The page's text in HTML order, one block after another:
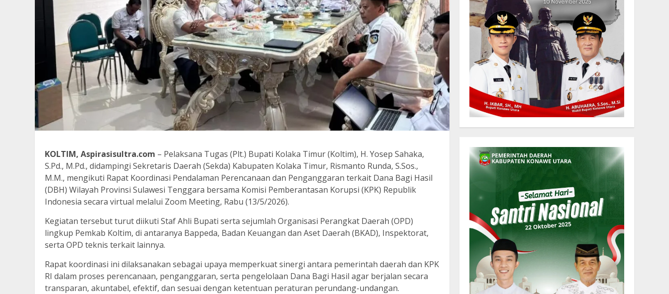
KOLTIM, Aspirasisultra.com – Pelaksana Tugas (Plt.) Bupati Kolaka Timur (Koltim), H. Yosep Sahaka,
S.Pd., M.Pd., didampingi Sekretaris Daerah (Sekda) Kabupaten Kolaka Timur, Rismanto Runda, S.Sos.,
M.M., mengikuti Rapat Koordinasi Pendalaman Perencanaan dan Penganggaran terkait Dana Bagi Hasil
(DBH) Wilayah Provinsi Sulawesi Tenggara bersama Komisi Pemberantasan Korupsi (KPK) Republik
Indonesia secara virtual melalui Zoom Meeting, Rabu (13/5/2026).
Kegiatan tersebut turut diikuti Staf Ahli Bupati serta sejumlah Organisasi Perangkat Daerah (OPD)
lingkup Pemkab Koltim, di antaranya Bappeda, Badan Keuangan dan Aset Daerah (BKAD), Inspektorat,
serta OPD teknis terkait lainnya.
Rapat koordinasi ini dilaksanakan sebagai upaya memperkuat sinergi antara pemerintah daerah dan KPK
RI dalam proses perencanaan, penganggaran, serta pengelolaan Dana Bagi Hasil agar berjalan secara
transparan, akuntabel, efektif, dan sesuai dengan ketentuan peraturan perundang-undangan.